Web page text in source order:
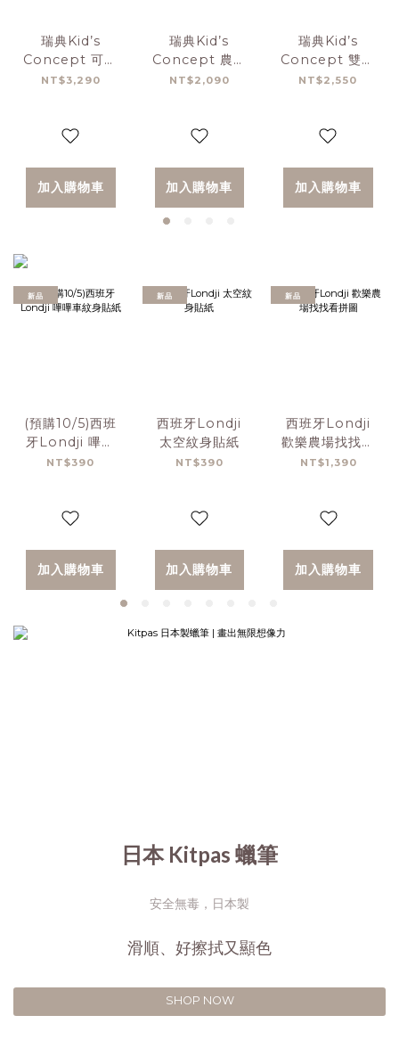
瑞典Kid’s
Concept 可調
高度兒童椅凳
NT$3,290
加入購物車
瑞典Kid’s
Concept 農場
動物小火車
NT$2,090
加入購物車
瑞典Kid’s
Concept 雙層
巴士
NT$2,550
加入購物車
新品
(預購10/5)西班
牙Londji 嗶嗶
車紋身貼紙
NT$390
加入購物車
新品
西班牙Londji
太空紋身貼紙
NT$390
加入購物車
新品
西班牙Londji
歡樂農場找找看
拼圖
NT$1,390
加入購物車
日本 Kitpas 蠟筆
安全無毒，日本製
滑順、好擦拭又顯色
SHOP NOW